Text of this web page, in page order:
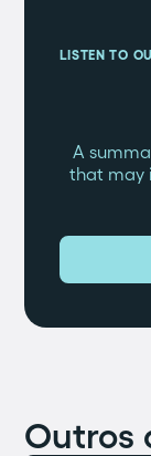
LISTEN TO
A
that may
Outros